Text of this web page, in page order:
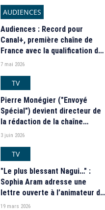
AUDIENCES
Audiences : Record pour
Canal+, première chaîne de
France avec la qualification du
PSG en finale de Ligue des
chaînes sous les 2 millions
7 mai 2026
TV
Pierre Monégier ("Envoyé
Spécial") devient directeur de
la rédaction de la chaîne
franceinfo
3 juin 2026
TV
"Le plus blessant Nagui…" :
Sophia Aram adresse une
lettre ouverte à l’animateur de
France Inter
19 mars 2026